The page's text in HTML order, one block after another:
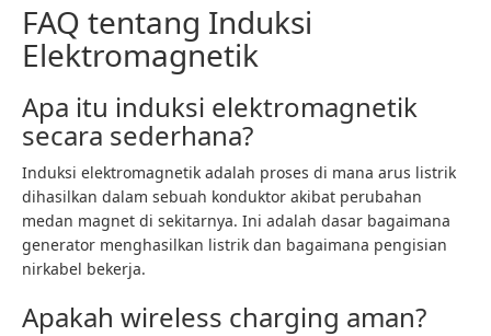
FAQ tentang Induksi
Elektromagnetik
Apa itu induksi elektromagnetik
secara sederhana?
Induksi elektromagnetik adalah proses di mana arus listrik
dihasilkan dalam sebuah konduktor akibat perubahan
medan magnet di sekitarnya. Ini adalah dasar bagaimana
generator menghasilkan listrik dan bagaimana pengisian
nirkabel bekerja.
Apakah wireless charging aman?